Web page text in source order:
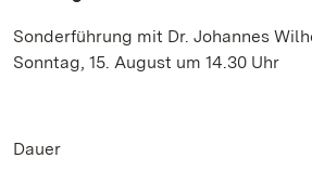
Sonderführung mit Dr. Johannes
Sonntag, 15. August um 14.30 Uhr
Dauer